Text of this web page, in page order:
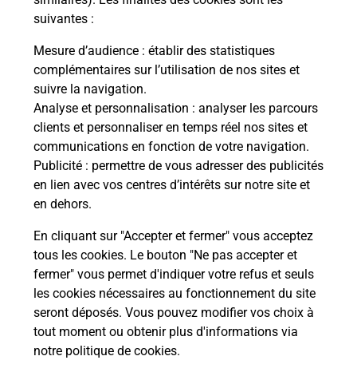
suivantes :
Mesure d’audience : établir des statistiques
complémentaires sur l’utilisation de nos sites et
suivre la navigation.
Analyse et personnalisation : analyser les parcours
clients et personnaliser en temps réel nos sites et
communications en fonction de votre navigation.
Publicité : permettre de vous adresser des publicités
en lien avec vos centres d’intérêts sur notre site et
en dehors.
En cliquant sur "Accepter et fermer" vous acceptez
tous les cookies. Le bouton "Ne pas accepter et
fermer" vous permet d'indiquer votre refus et seuls
les cookies nécessaires au fonctionnement du site
seront déposés. Vous pouvez modifier vos choix à
tout moment ou obtenir plus d'informations via
notre politique de cookies.
Questions fréquemment posées
Quel réseau utilise La Poste Mobile ?
Est-ce que je peux garder mon
numéro de mobile gratuitement ?
Est-ce que je peux bénéficier de la 5G
avec La Poste Mobile ?
Est-ce que je peux utiliser mon forfait
à l’étranger avec La Poste Mobile ?
Est-ce que je peux payer mon